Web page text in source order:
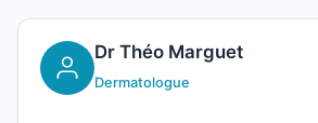
Dr Théo Marguet
Dermatologue